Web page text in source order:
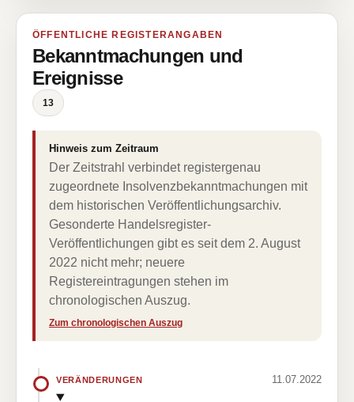
ÖFFENTLICHE REGISTERANGABEN
Bekanntmachungen und
Ereignisse
13
Hinweis zum Zeitraum
Der Zeitstrahl verbindet registergenau
zugeordnete Insolvenzbekanntmachungen mit
dem historischen Veröffentlichungsarchiv.
Gesonderte Handelsregister-
Veröffentlichungen gibt es seit dem 2. August
2022 nicht mehr; neuere
Registereintragungen stehen im
chronologischen Auszug.
Zum chronologischen Auszug
VERÄNDERUNGEN 11.07.2022